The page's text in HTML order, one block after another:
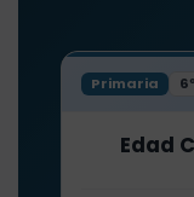
Primaria
Edad